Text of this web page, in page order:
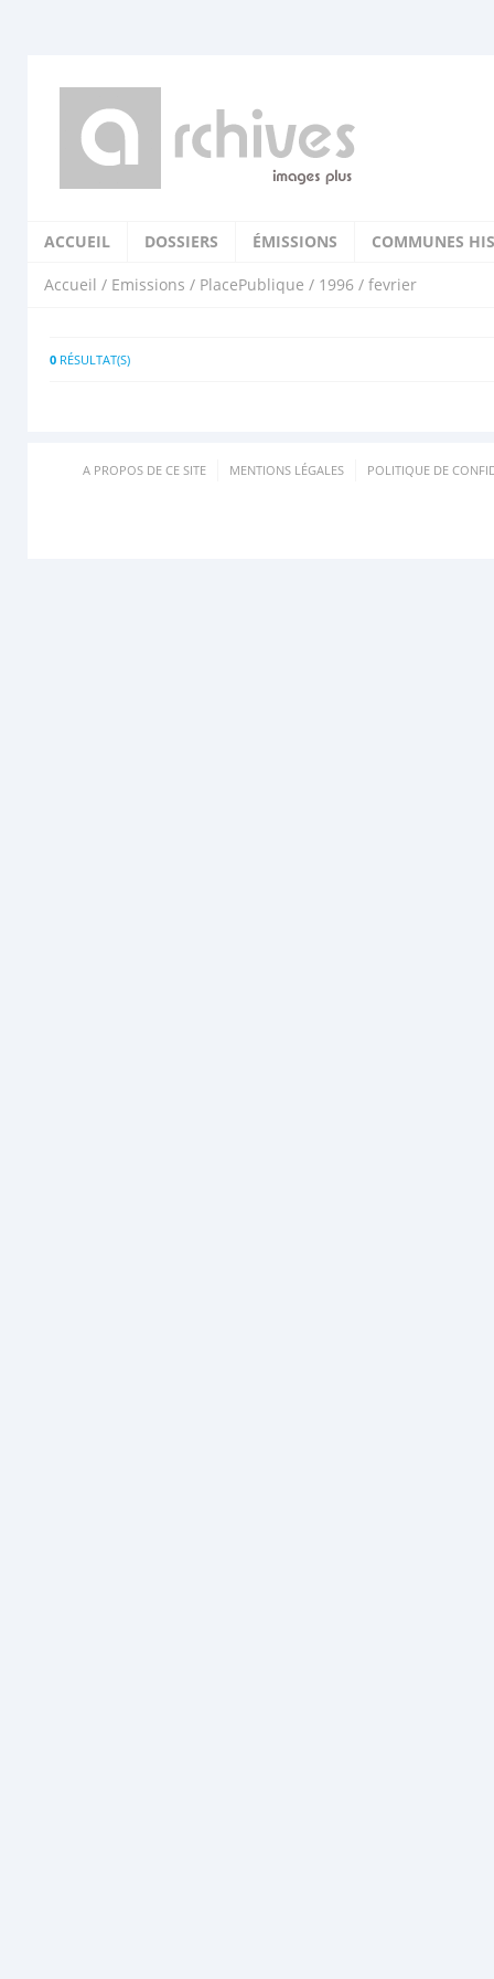
ACCUEIL DOSSIERS ÉMISSIONS COMMUNES
Accueil / Emissions / PlacePublique / 1996 / fevrier
0 RÉSULTAT(S)
A PROPOS DE CE SITE MENTIONS LÉGALES POLITIQUE DE